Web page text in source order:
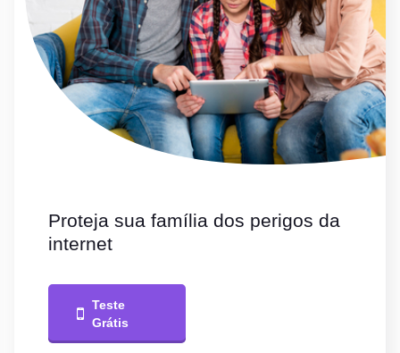
Proteja sua família dos perigos da
internet
Teste
Grátis